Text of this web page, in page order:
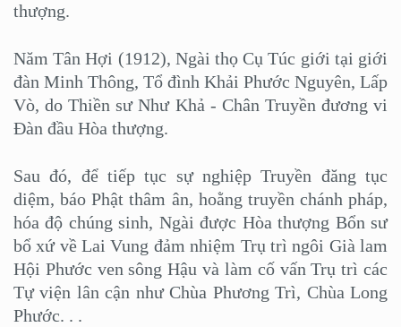
thượng.
Năm Tân Hợi (1912), Ngài thọ Cụ Túc giới tại giới
đàn Minh Thông, Tổ đình Khải Phước Nguyên, Lấp
Vò, do Thiền sư Như Khả - Chân Truyền đương vi
Đàn đầu Hòa thượng.
Sau đó, để tiếp tục sự nghiệp Truyền đăng tục
diệm, báo Phật thâm ân, hoằng truyền chánh pháp,
hóa độ chúng sinh, Ngài được Hòa thượng Bổn sư
bổ xứ về Lai Vung đảm nhiệm Trụ trì ngôi Già lam
Hội Phước ven sông Hậu và làm cố vấn Trụ trì các
Tự viện lân cận như Chùa Phương Trì, Chùa Long
Phước. . .